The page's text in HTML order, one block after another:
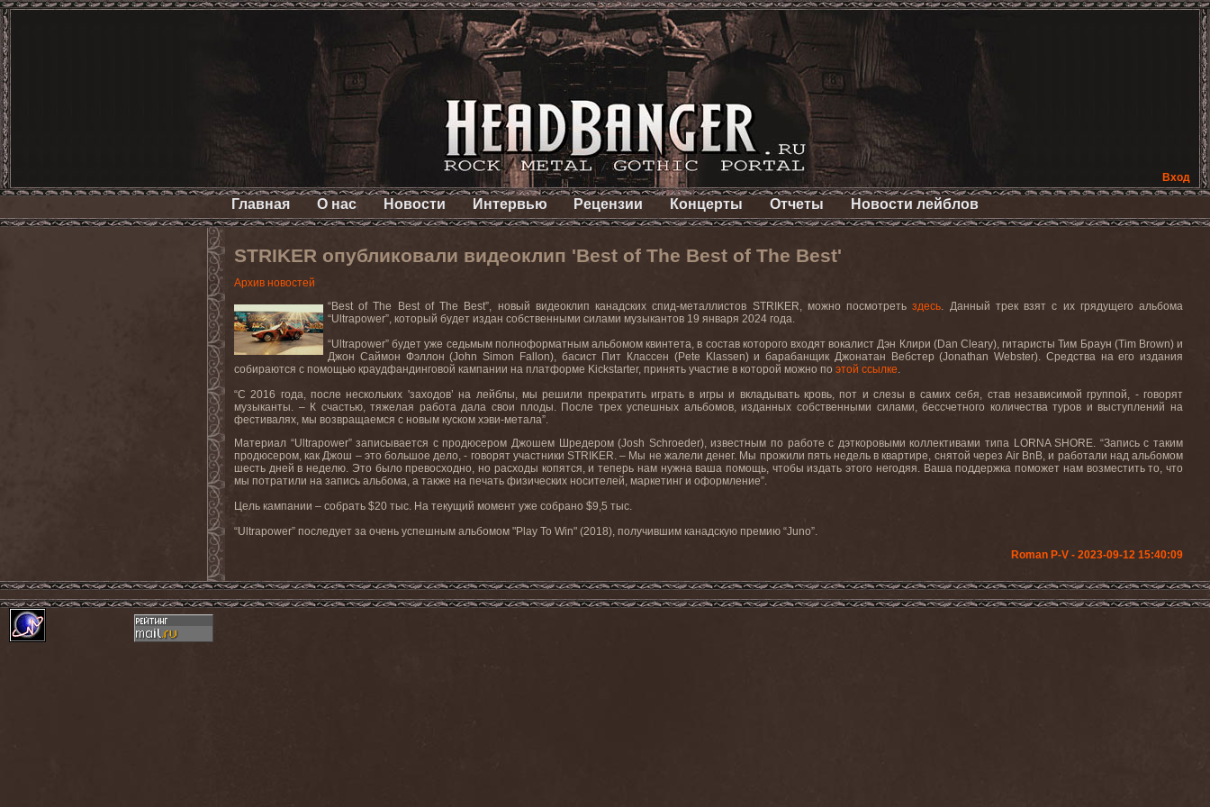
Вход
Главная О нас Новости Интервью Рецензии Концерты Отчеты Новости лейблов
STRIKER опубликовали видеоклип 'Best of The Best of The Best'
Архив новостей
“Best of The Best of The Best”, новый видеоклип канадских спид-металлистов STRIKER, можно посмотреть здесь. Данный трек взят с их грядущего альбома
“Ultrapower”, который будет издан собственными силами музыкантов 19 января 2024 года.
“Ultrapower”будет уже седьмым полноформатным альбомом квинтета, в состав которого входят вокалист Дэн Клири (Dan Cleary),гитаристы Тим Браун (Tim Brown)и
Джон Саймон Фэллон (John Simon Fallon), басист Пит Классен (Pete Klassen) и барабанщик Джонатан Вебстер (Jonathan Webster). Средства на его издания
собираются с помощью краудфандинговой кампании на платформе Kickstarter, принять участие в которой можно по этой ссылке.
“С 2016 года, после нескольких 'заходов’ на лейблы, мы решили прекратить играть в игры и вкладывать кровь, пот и слезы в самих себя, став независимой группой, - говорят
музыканты. – К счастью, тяжелая работа дала свои плоды. После трех успешных альбомов, изданных собственными силами, бессчетного количества туров и выступлений на
фестивалях, мы возвращаемся с новым куском хэви-метала”.
Материал “Ultrapower” записывается с продюсером Джошем Шредером (Josh Schroeder), известным по работе с дэткоровыми коллективами типа LORNA SHORE. “Запись с таким
продюсером, как Джош – это большое дело, - говорят участникиSTRIKER. – Мы не жалели денег. Мы прожили пять недель в квартире, снятой через Air BnB, и работали над альбомом
шесть дней в неделю. Это было превосходно, но расходы копятся, и теперь нам нужна ваша помощь, чтобы издать этого негодяя. Ваша поддержка поможет нам возместить то, что
мы потратили на запись альбома, а также на печать физических носителей, маркетинг и оформление”.
Цель кампании – собрать $20 тыс. На текущий момент уже собрано $9,5 тыс.
“Ultrapower” последует за очень успешным альбомом "Play To Win" (2018), получившим канадскую премию “Juno”.
Roman P-V - 2023-09-12 15:40:09